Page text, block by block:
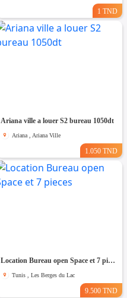
1 TND
Ariana ville a louer S2 bureau 1050dt
Ariana , Ariana Ville
1.050 TND
Location Bureau open Space et 7 pieces
Tunis , Les Berges du Lac
9.500 TND